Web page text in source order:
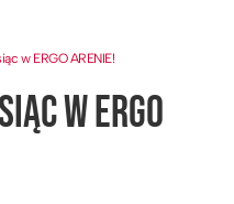
w ERGO ARENIE!
W ERGO